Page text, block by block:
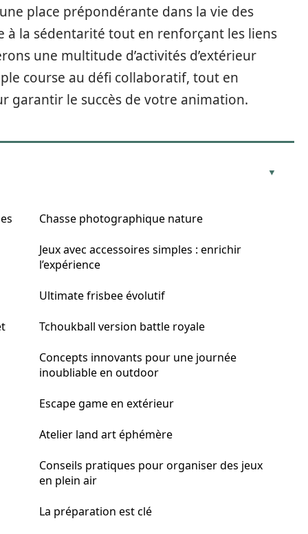
place prépondérante dans la vie des
à la sédentarité tout en renforçant les liens
une multitude d’activités d’extérieur
course au défi collaboratif, tout en
garantir le succès de votre animation.
Chasse photographique nature
Jeux avec accessoires simples : enrichir
l’expérience
Ultimate frisbee évolutif
Tchoukball version battle royale
Concepts innovants pour une journée
inoubliable en outdoor
Escape game en extérieur
Atelier land art éphémère
Conseils pratiques pour organiser des jeux
en plein air
La préparation est clé